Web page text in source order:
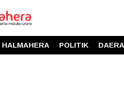
HALMAHERA POLITIK